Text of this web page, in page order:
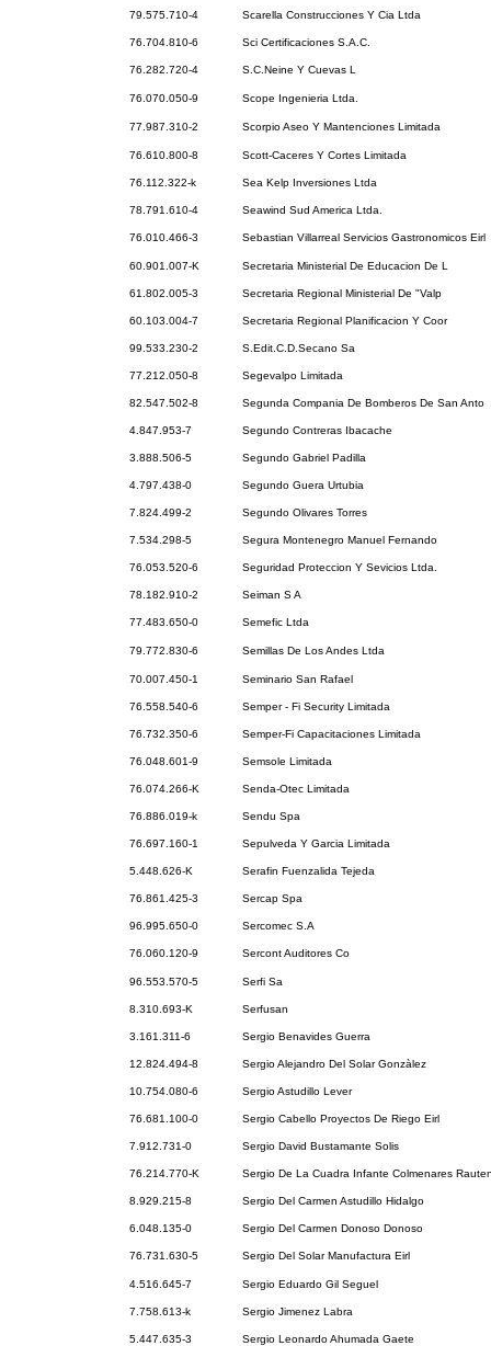
79.575.710-4 Scarella Construcciones Y Cia Ltda
76.704.810-6 Sci Certificaciones S.A.C.
76.282.720-4 S.C.Neine Y Cuevas L
76.070.050-9 Scope Ingenieria Ltda.
77.987.310-2 Scorpio Aseo Y Mantenciones Limitada
76.610.800-8 Scott-Caceres Y Cortes Limitada
76.112.322-k Sea Kelp Inversiones Ltda
78.791.610-4 Seawind Sud America Ltda.
76.010.466-3 Sebastian Villarreal Servicios Gastronomicos Eirl
60.901.007-K Secretaria Ministerial De Educacion De L
61.802.005-3 Secretaria Regional Ministerial De "Valp
60.103.004-7 Secretaria Regional Planificacion Y Coor
99.533.230-2 S.Edit.C.D.Secano Sa
77.212.050-8 Segevalpo Limitada
82.547.502-8 Segunda Compania De Bomberos De San Anto
4.847.953-7 Segundo Contreras Ibacache
3.888.506-5 Segundo Gabriel Padilla
4.797.438-0 Segundo Guera Urtubia
7.824.499-2 Segundo Olivares Torres
7.534.298-5 Segura Montenegro Manuel Fernando
76.053.520-6 Seguridad Proteccion Y Sevicios Ltda.
78.182.910-2 Seiman S A
77.483.650-0 Semefic Ltda
79.772.830-6 Semillas De Los Andes Ltda
70.007.450-1 Seminario San Rafael
76.558.540-6 Semper - Fi Security Limitada
76.732.350-6 Semper-Fi Capacitaciones Limitada
76.048.601-9 Semsole Limitada
76.074.266-K Senda-Otec Limitada
76.886.019-k Sendu Spa
76.697.160-1 Sepulveda Y Garcia Limitada
5.448.626-K Serafin Fuenzalida Tejeda
76.861.425-3 Sercap Spa
96.995.650-0 Sercomec S.A
76.060.120-9 Sercont Auditores Co
96.553.570-5 Serfi Sa
8.310.693-K Serfusan
3.161.311-6 Sergio Benavides Guerra
12.824.494-8 Sergio Alejandro Del Solar Gonzàlez
10.754.080-6 Sergio Astudillo Lever
76.681.100-0 Sergio Cabello Proyectos De Riego Eirl
7.912.731-0 Sergio David Bustamante Solis
76.214.770-K Sergio De La Cuadra Infante Colmenares
8.929.215-8 Sergio Del Carmen Astudillo Hidalgo
6.048.135-0 Sergio Del Carmen Donoso Donoso
76.731.630-5 Sergio Del Solar Manufactura Eirl
4.516.645-7 Sergio Eduardo Gil Seguel
7.758.613-k Sergio Jimenez Labra
5.447.635-3 Sergio Leonardo Ahumada Gaete